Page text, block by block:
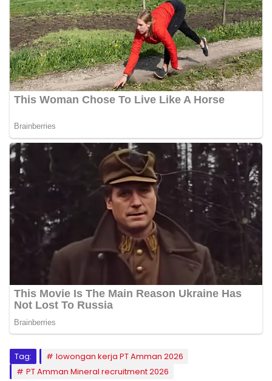
Tag:
lowongan kerja PT Amman 2026
PT Amman Mineral recruitment 2026